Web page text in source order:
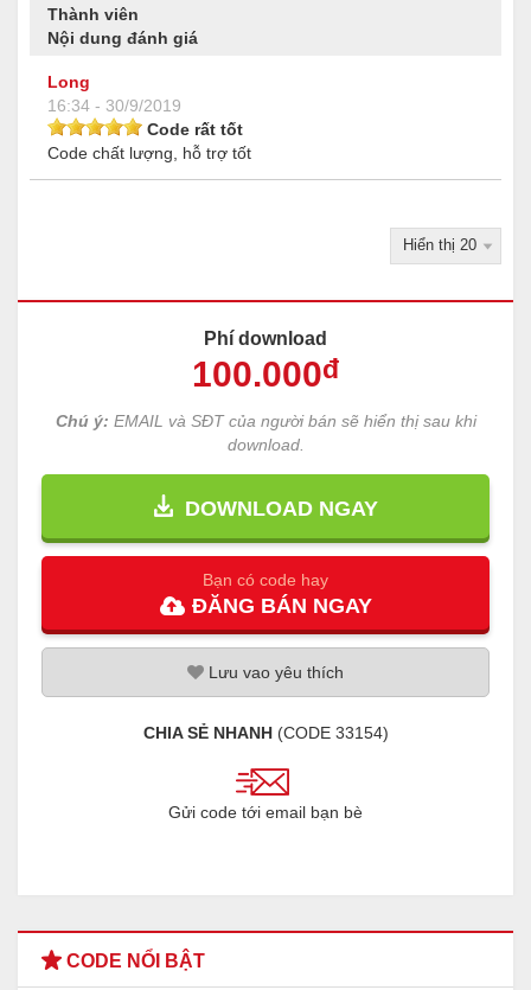
Thành viên
Nội dung đánh giá
Long
16:34 - 30/9/2019
Code rất tốt
Code chất lượng, hỗ trợ tốt
Phí download
100.000đ
Chú ý: EMAIL và SĐT của người bán sẽ hiển thị sau khi
download.
DOWNLOAD NGAY
Bạn có code hay
ĐĂNG BÁN NGAY
Lưu vao yêu thích
CHIA SẺ NHANH(CODE 33154)
Gửi code tới email bạn bè
CODE NỔI BẬT